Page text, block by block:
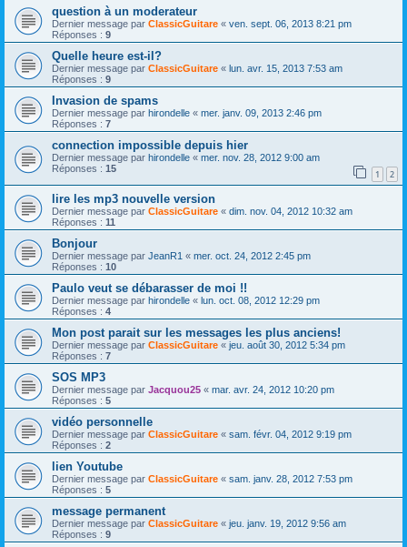
question à un moderateur
Dernier message par ClassicGuitare « ven. sept. 06, 2013 8:21 pm
Réponses : 9
Quelle heure est-il?
Dernier message par ClassicGuitare « lun. avr. 15, 2013 7:53 am
Réponses : 9
Invasion de spams
Dernier message par hirondelle « mer. janv. 09, 2013 2:46 pm
Réponses : 7
connection impossible depuis hier
Dernier message par hirondelle « mer. nov. 28, 2012 9:00 am
Réponses : 15 1 2
lire les mp3 nouvelle version
Dernier message par ClassicGuitare « dim. nov. 04, 2012 10:32 am
Réponses : 11
Bonjour
Dernier message par JeanR1 « mer. oct. 24, 2012 2:45 pm
Réponses : 10
Paulo veut se débarasser de moi !!
Dernier message par hirondelle « lun. oct. 08, 2012 12:29 pm
Réponses : 4
Mon post parait sur les messages les plus anciens!
Dernier message par ClassicGuitare « jeu. août 30, 2012 5:34 pm
Réponses : 7
SOS MP3
Dernier message par Jacquou25 « mar. avr. 24, 2012 10:20 pm
Réponses : 5
vidéo personnelle
Dernier message par ClassicGuitare « sam. févr. 04, 2012 9:19 pm
Réponses : 2
lien Youtube
Dernier message par ClassicGuitare « sam. janv. 28, 2012 7:53 pm
Réponses : 5
message permanent
Dernier message par ClassicGuitare « jeu. janv. 19, 2012 9:56 am
Réponses : 9